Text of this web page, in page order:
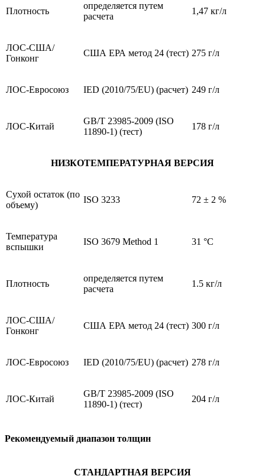
Плотность
определяется путем
расчета
1,47 кг/л
ЛОС-США/
Гонконг
США ЕРА метод 24 (тест) 275 г/л
ЛОС-Евросоюз IED (2010/75/EU) (расчет) 249 г/л
ЛОС-Китай
GB/T 23985-2009 (ISO
11890-1) (тест)
178 г/л
НИЗКОТЕМПЕРАТУРНАЯ ВЕРСИЯ
Сухой остаток (по
объему)
ISO 3233 72 ± 2 %
Температура
вспышки
ISO 3679 Method 1 31 °C
Плотность
определяется путем
расчета
1.5 кг/л
ЛОС-США/
Гонконг
США ЕРА метод 24 (тест) 300 г/л
ЛОС-Евросоюз IED (2010/75/EU) (расчет) 278 г/л
ЛОС-Китай
GB/T 23985-2009 (ISO
11890-1) (тест)
204 г/л
Рекомендуемый диапазон толщин
СТАНДАРТНАЯ ВЕРСИЯ